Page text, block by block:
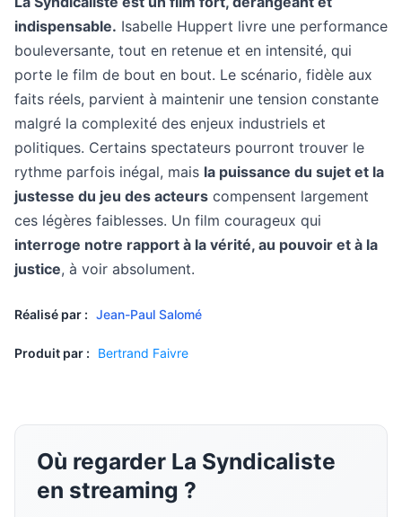
indispensable. Isabelle Huppert livre une performance
bouleversante, tout en retenue et en intensité, qui
porte le film de bout en bout. Le scénario, fidèle aux
faits réels, parvient à maintenir une tension constante
malgré la complexité des enjeux industriels et
politiques. Certains spectateurs pourront trouver le
rythme parfois inégal, mais la puissance du sujet et la
justesse du jeu des acteurs compensent largement
ces légères faiblesses. Un film courageux qui
interroge notre rapport à la vérité, au pouvoir et à la
justice, à voir absolument.
Réalisé par : Jean-Paul Salomé
Produit par : Bertrand Faivre
Où regarder La Syndicaliste
en streaming ?